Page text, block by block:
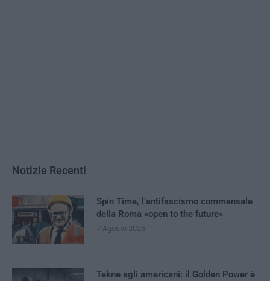
Notizie Recenti
Spin Time, l’antifascismo commensale
della Roma «open to the future»
7 Agosto 2026
Tekne agli americani: il Golden Power è